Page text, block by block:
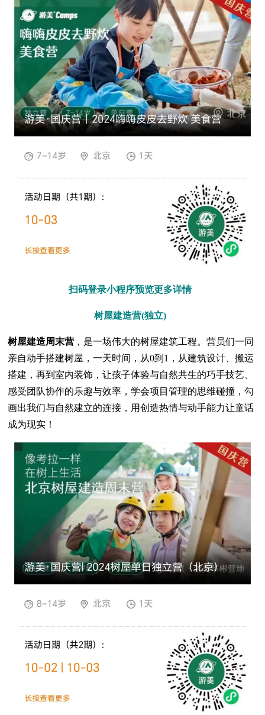
扫码登录小程序预览更多详情
树屋建造营(独立)
树屋建造周末营 ，是一场伟大的树屋建筑工程。营员们一同
亲自动手搭建树屋，一天时间，从0到1，从建筑设计、搬运
搭建，再到室内装饰，让孩子体验与自然共生的巧手技艺、
感受团队协作的乐趣与效率，学会项目管理的思维碰撞，勾
画出我们与自然建立的连接，用创造热情与动手能力让童话
成为现实！